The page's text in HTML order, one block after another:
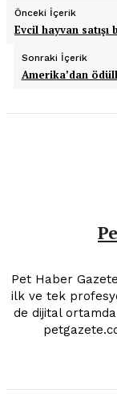
Önceki İçerik
Evcil hayvan
Sonraki İçerik
Amerika’dan
Pet Haber
ilk ve tek
de dijital